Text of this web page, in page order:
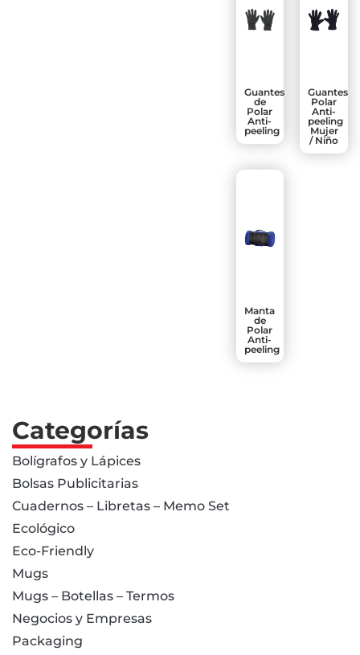
Guantes
de
Polar
Anti-
peeling
Guantes
Polar
Anti-
peeling
Mujer
/ Niño
Manta
de
Polar
Anti-
peeling
Categorías
Bolígrafos y Lápices
Bolsas Publicitarias
Cuadernos – Libretas – Memo Set
Ecológico
Eco-Friendly
Mugs
Mugs – Botellas – Termos
Negocios y Empresas
Packaging